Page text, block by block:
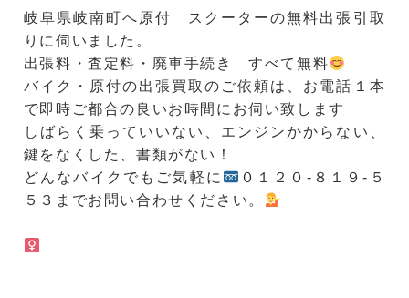
岐阜県岐南町へ原付 スクーターの無料出張引取
りに伺いました。
出張料・査定料・廃車手続き すべて無料
バイク・原付の出張買取のご依頼は、お電話１本
で即時ご都合の良いお時間にお伺い致します
しばらく乗っていいない、エンジンかからない、
鍵をなくした、書類がない！
どんなバイクでもご気軽に
０１２０-８１９-５
５３までお問い合わせください。